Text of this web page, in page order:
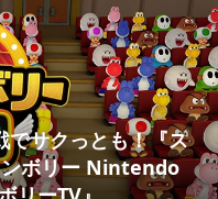
でサクっとも！『ス
ンボリー Nintendo